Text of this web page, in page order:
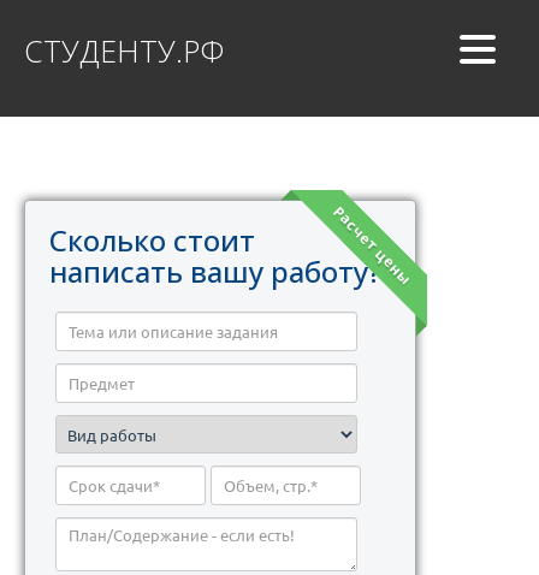
СТУДЕНТУ.РФ
Расчет цены
Сколько стоит
написать вашу работу?